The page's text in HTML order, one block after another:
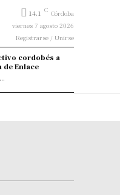
14.1 C Córdoba
viernes 7 agosto 2026
Registrarse / Unirse
cordobés a
de Enlace